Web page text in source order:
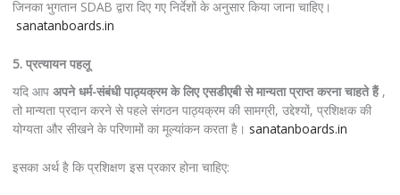
जिनका भुगतान SDAB द्वारा दिए गए निर्देशों के अनुसार किया जाना चाहिए।
sanatanboards.in
5. प्रत्यायन पहलू
यदि आप अपने धर्म-संबंधी पाठ्यक्रम के लिए एसडीएबी से मान्यता प्राप्त करना चाहते हैं,
तो मान्यता प्रदान करने से पहले संगठन पाठ्यक्रम की सामग्री, उद्देश्यों, प्रशिक्षक की
योग्यता और सीखने के परिणामों का मूल्यांकन करता है। sanatanboards.in
इसका अर्थ है कि प्रशिक्षण इस प्रकार होना चाहिए: